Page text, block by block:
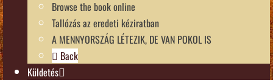
Browse the book online
Tallózás az eredeti kéziratban
A MENNYORSZÁG LÉTEZIK, DE VAN POKOL IS
Back
Küldetés